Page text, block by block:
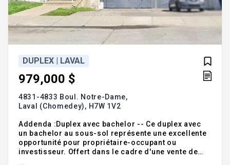
DUPLEX | LAVAL
979,000 $
4831-4833 Boul. Notre-Dame,
Laval (Chomedey), H7W 1V2
Addenda :Duplex avec bachelor -- Ce duplex avec
un bachelor au sous-sol représente une excellente
opportunité pour propriétaire-occupant ou
investisseur. Offert dans le cadre d'une vente de